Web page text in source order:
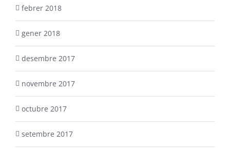
febrer 2018
gener 2018
desembre 2017
novembre 2017
octubre 2017
setembre 2017